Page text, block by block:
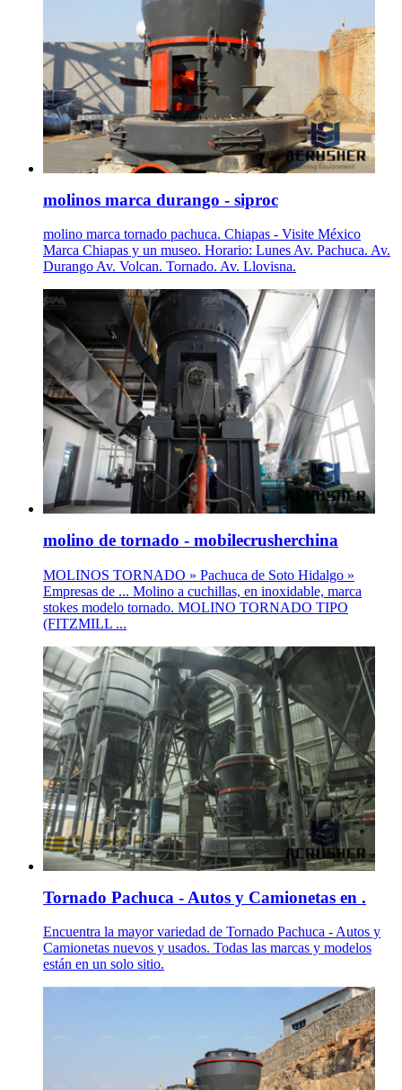
molinos marca durango - siproc
molino marca tornado pachuca. Chiapas - Visite México
Marca Chiapas y un museo. Horario: Lunes Av. Pachuca. Av.
Durango Av. Volcan. Tornado. Av. Llovisna.
molino de tornado - mobilecrusherchina
MOLINOS TORNADO » Pachuca de Soto Hidalgo »
Empresas de ... Molino a cuchillas, en inoxidable, marca
stokes modelo tornado. MOLINO TORNADO TIPO
(FITZMILL ...
Tornado Pachuca - Autos y Camionetas en .
Encuentra la mayor variedad de Tornado Pachuca - Autos y
Camionetas nuevos y usados. Todas las marcas y modelos
están en un solo sitio.